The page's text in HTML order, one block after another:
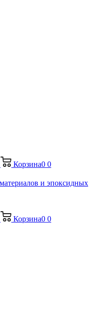
Корзина0 0
Корзина0 0